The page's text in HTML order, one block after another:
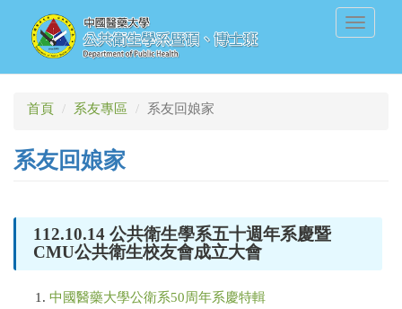
Toggle
首頁 系友專區 系友回娘家
系友回娘家
112.10.14 公共衛生學系五十週年系慶暨
CMU公共衛生校友會成立大會
中國醫藥大學公衛系50周年系慶特輯